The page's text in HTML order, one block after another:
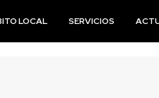
LOCAL SERVICIOS